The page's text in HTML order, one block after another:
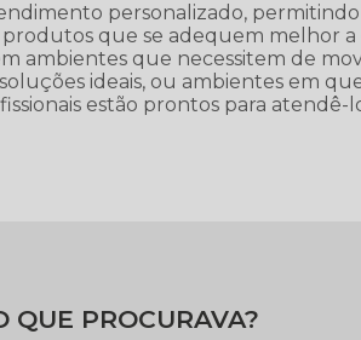
personalizado,
que se adequem melhor
ambientes que necessitem de
ideais, ou ambientes em
estão prontos para
QUE PROCURAVA?